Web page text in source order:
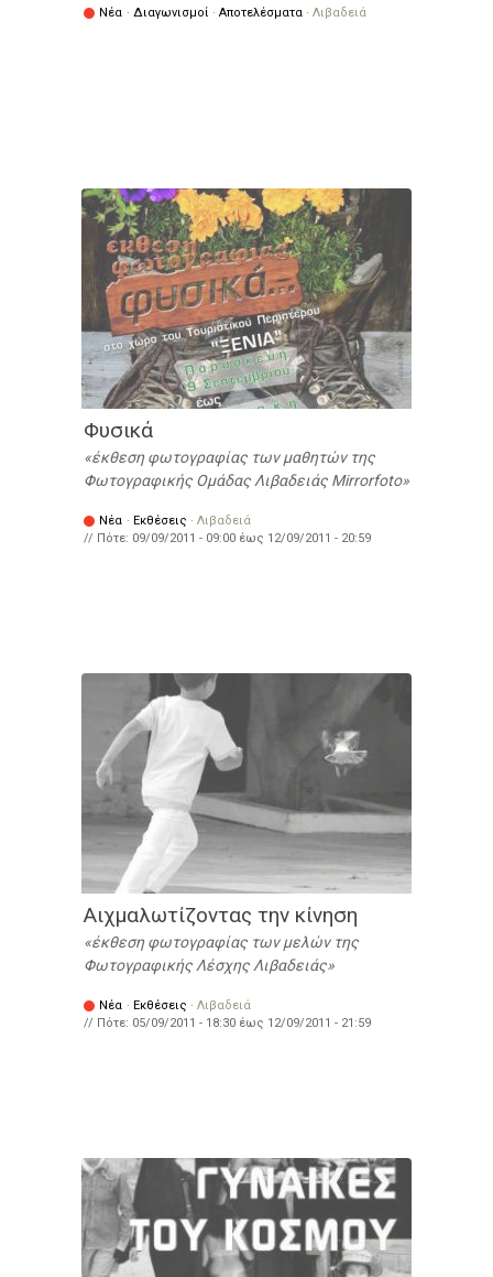
Νέα · Διαγωνισμοί · Αποτελέσματα · Λιβαδειά
Φυσικά
έκθεση φωτογραφίας των μαθητών της
Φωτογραφικής Ομάδας Λιβαδειάς Mirrorfoto
Νέα · Εκθέσεις · Λιβαδειά
// Πότε: 09/09/2011 - 09:00 έως 12/09/2011 - 20:59
Αιχμαλωτίζοντας την κίνηση
έκθεση φωτογραφίας των μελών της
Φωτογραφικής Λέσχης Λιβαδειάς
Νέα · Εκθέσεις · Λιβαδειά
// Πότε: 05/09/2011 - 18:30 έως 12/09/2011 - 21:59